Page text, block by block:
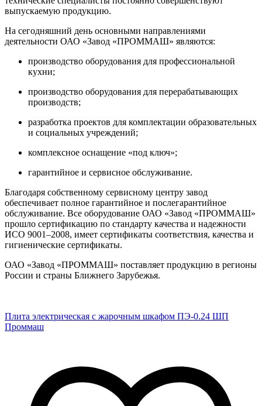
выпускаемую продукцию.
На сегодняшний день основными направлениями
деятельности ОАО «Завод «ПРОММАШ» являются:
производство оборудования для профессиональной
кухни;
производство оборудования для перерабатывающих
производств;
разработка проектов для комплектации образовательных
и социальных учреждений;
комплексное оснащение «под ключ»;
гарантийное и сервисное обслуживание.
Благодаря собственному сервисному центру завод
обеспечивает полное гарантийное и послегарантийное
обслуживание. Все оборудование ОАО «Завод «ПРОММАШ»
прошло сертификацию по стандарту качества и надежности
ИСО 9001–2008, имеет сертификаты соответствия, качества и
гигиенические сертификаты.
ОАО «Завод «ПРОММАШ» поставляет продукцию в регионы
России и страны Ближнего Зарубежья.
Плита электрическая с жарочным шкафом ПЭ-0.24 ШП
Проммаш